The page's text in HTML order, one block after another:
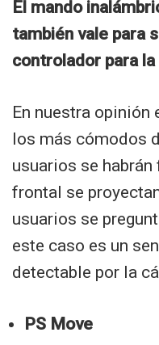
El mando
también vale para
controlador para la
En nuestra opinión
los más cómodos
usuarios se
frontal se
usuarios se
este caso es un
detectable por la
PS Move